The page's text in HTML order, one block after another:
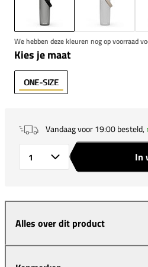
We hebben deze kleuren nog op voorraad
Kies je maat
ONE-SIZE
Vandaag voor 19:00 besteld,
In
Alles over dit product